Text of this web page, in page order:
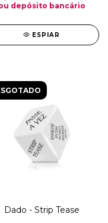
depósito bancário
ESPIAR
Dado - Strip Tease